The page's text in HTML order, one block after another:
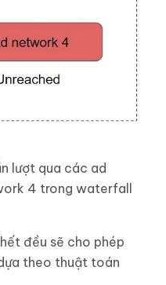
lượt qua các ad
4 trong waterfall
đều sẽ cho phép
theo thuật toán